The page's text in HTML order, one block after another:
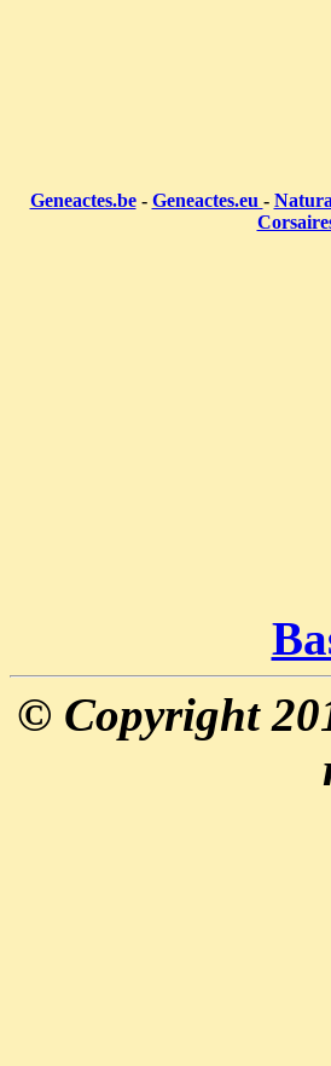
Geneactes.be- Geneactes.eu -
© Copyright